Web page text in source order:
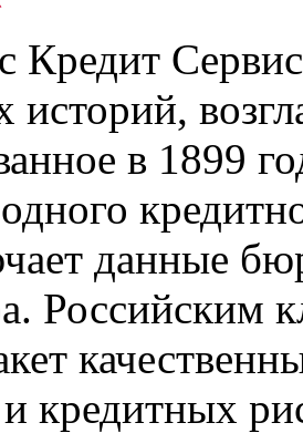
Кредит
историй,
в 1899
данные
Российским
кредитных